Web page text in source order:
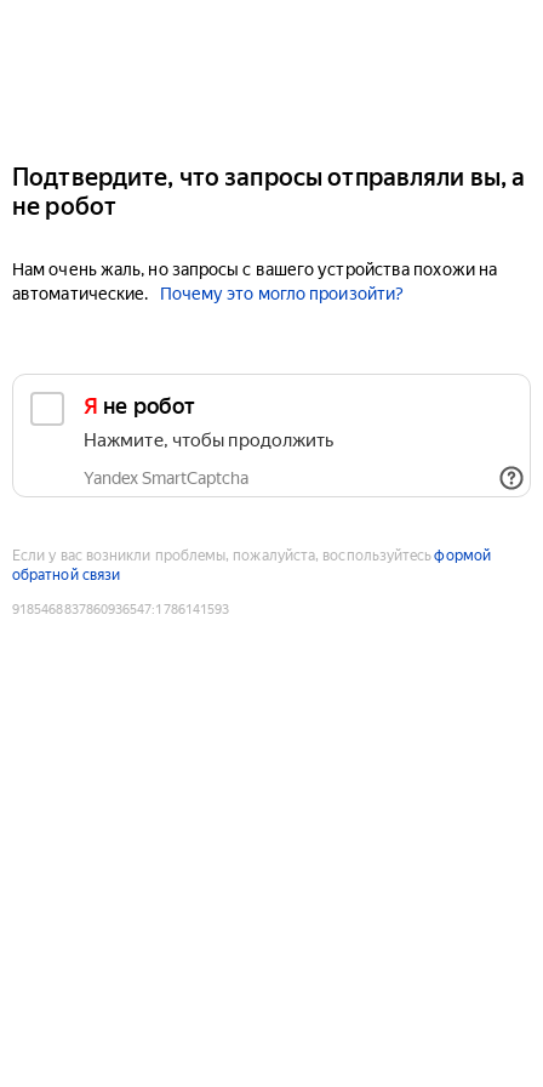
Подтвердите, что запросы отправляли вы, а
не робот
Нам очень жаль, но запросы с вашего устройства похожи на
автоматические.
Почему это могло произойти?
Я не робот
Нажмите, чтобы продолжить
Yandex SmartCaptcha
Если у вас возникли проблемы, пожалуйста, воспользуйтесьформой
обратной связи
9185468837860936547:1786141593